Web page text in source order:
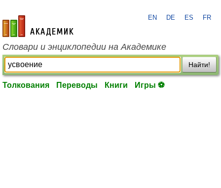
academic.ru
EN DE ES FR
Словари и энциклопедии на Академике
Найти!
Толкования Переводы Книги Игры ⚽